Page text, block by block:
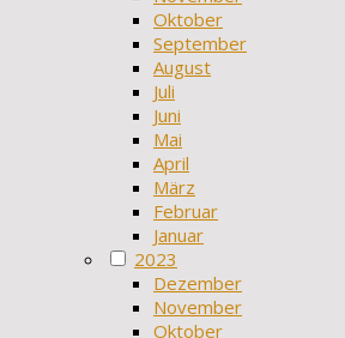
Oktober
September
August
Juli
Juni
Mai
April
März
Februar
Januar
2023
Dezember
November
Oktober